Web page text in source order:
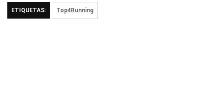
ETIQUETAS: Top4Running